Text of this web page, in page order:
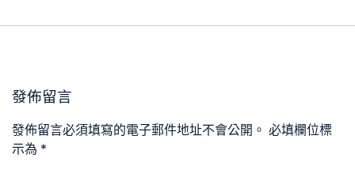
發佈留言
發佈留言必須填寫的電子郵件地址不會公開。 必填欄位標
示為 *